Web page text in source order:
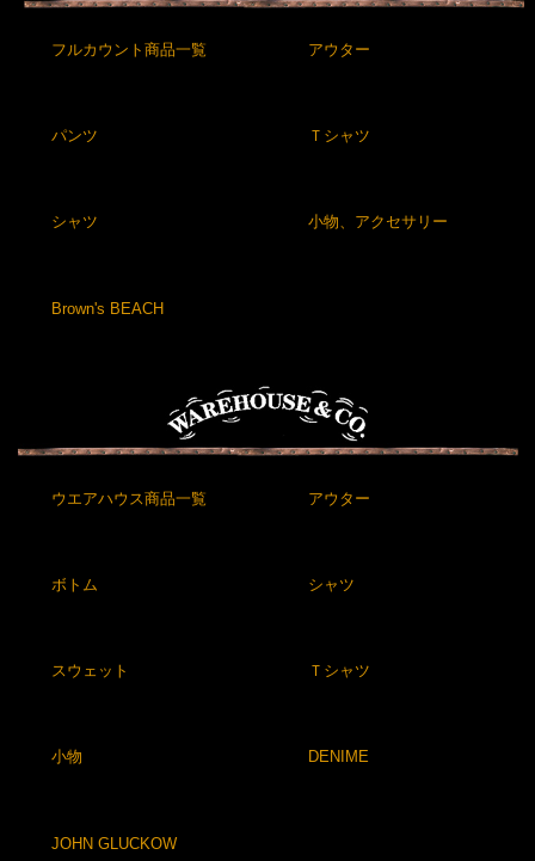
フルカウント商品一覧 アウター
パンツ Ｔシャツ
シャツ 小物、アクセサリー
Brown's BEACH
ウエアハウス商品一覧 アウター
ボトム シャツ
スウェット Ｔシャツ
小物 DENIME
JOHN GLUCKOW